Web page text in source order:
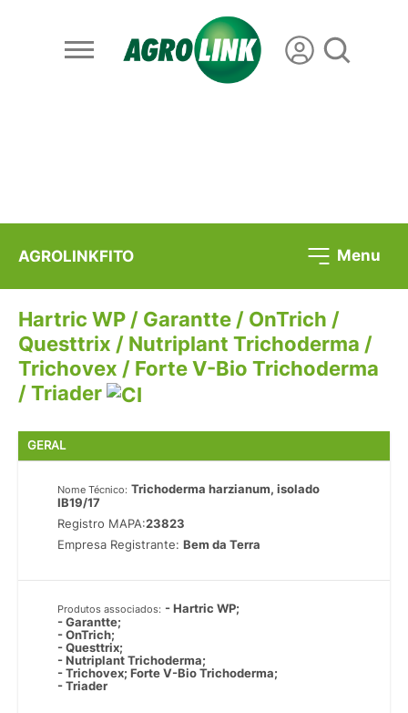
AGROLINKFITO Menu
Hartric WP / Garantte / OnTrich /
Questtrix / Nutriplant Trichoderma /
Trichovex / Forte V-Bio Trichoderma
/ Triader
GERAL
Nome Técnico: Trichoderma harzianum, isolado
IB19/17
Registro MAPA:23823
Empresa Registrante:Bem da Terra
Produtos associados: - Hartric WP;
- Garantte;
- OnTrich;
- Questtrix;
- Nutriplant Trichoderma;
- Trichovex; Forte V-Bio Trichoderma;
- Triader